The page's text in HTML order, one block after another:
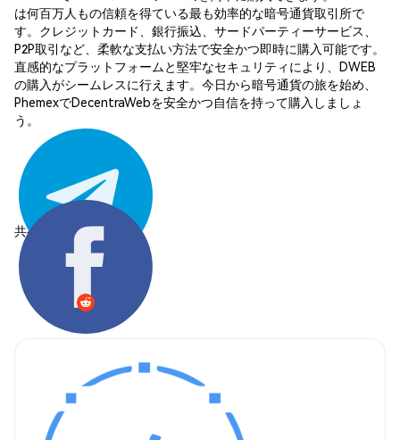
は何百万人もの信頼を得ている最も効率的な暗号通貨取引所で
す。クレジットカード、銀行振込、サードパーティーサービス、
P2P取引など、柔軟な支払い方法で安全かつ即時に購入可能です。
直感的なプラットフォームと堅牢なセキュリティにより、DWEB
の購入がシームレスに行えます。今日から暗号通貨の旅を始め、
PhemexでDecentraWebを安全かつ自信を持って購入しましょ
う。
共有する: